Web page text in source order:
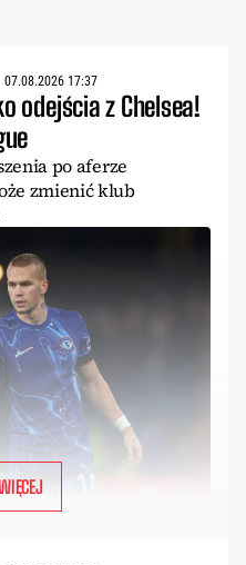
07.08.2026 17:37
odejścia z Chelsea!
po aferze
zmienić klub